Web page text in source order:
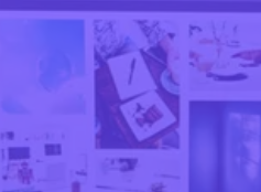
¿QUÉ HACEMOS?
PROYECTOS
ESCRÍBENOS